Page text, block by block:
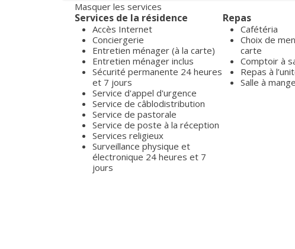
Masquer les services
Services de la résidence
Accès Internet
Conciergerie
Entretien ménager (à la carte)
Entretien ménager inclus
Sécurité permanente 24 heures
et 7 jours
Service d'appel d'urgence
Service de câblodistribution
Service de pastorale
Service de poste à la réception
Services religieux
Surveillance physique et
électronique 24 heures et 7
jours
Repas
Cafétéria
Choix de
carte
Comptoir à
Repas à
Salle à